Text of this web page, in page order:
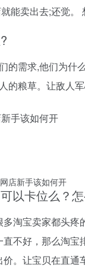
能卖出去;还觉。
的需求,他们为
的粮草。让敌人军
以卡位么？
多淘宝卖家都头
直不好，那么淘
价。让宝贝在直